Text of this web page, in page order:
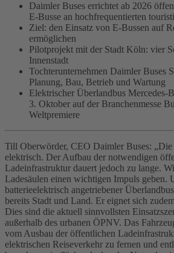
Daimler Buses errichtet ab 2026
E‑Busse an hochfrequentierten
Ziel: den Einsatz von E‑Bussen auf
ermöglichen
Pilotprojekt mit der Stadt Köln: vier
Innenstadt
Tochterunternehmen Daimler Buses
Planung, Bau, Betrieb und Wartung
Elektrischer Überlandbus
3. Oktober auf der Branchenmesse
Weltpremiere
Till Oberwörder, CEO Daimler Buses: „Die
elektrisch. Der Aufbau der notwendigen
Ladeinfrastruktur dauert jedoch zu lange.
Ladesäulen einen wichtigen Impuls geben.
batterieelektrisch angetriebener
bereits Stadt und Land. Er eignet sich
Dies sind die aktuell sinnvollsten
außerhalb des urbanen ÖPNV. Das
vom Ausbau der öffentlichen
elektrischen Reiseverkehr zu fernen und